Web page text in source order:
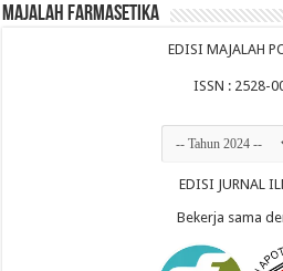
Majalah Farmasetika
EDISI MAJALAH
ISSN : 2528-
EDISI JURNAL
Bekerja sama